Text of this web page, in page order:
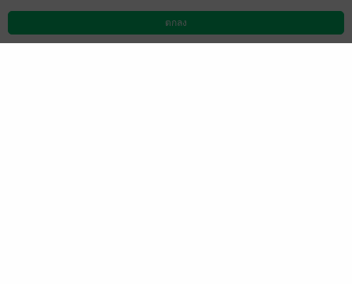
1 มีแล้ว - NayNay Sirithida
ดาวน์โหลดแอป วิธีการใช้งาน ติดต่อเรา
ตกลง